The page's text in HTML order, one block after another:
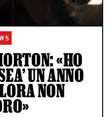
«HO
UN ANNO
NON